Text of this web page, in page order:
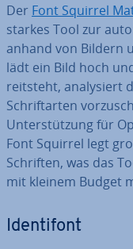
Der Font Squirrel
star­kes Tool zur
anhand von Bildern
lädt ein Bild hoch
reit­steht, ana­ly­siert
Schrift­ar­ten
Un­ter­stüt­zung für
Font Squirrel legt
Schriften, was das
mit kleinem Budget
Iden­ti­font